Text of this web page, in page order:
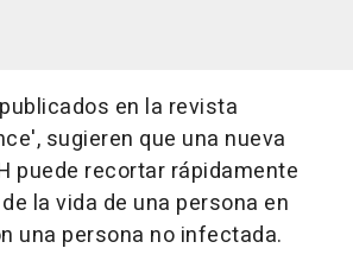
en la revista
sugieren que una nueva
puede recortar rápidamente
la vida de una persona en
una persona no infectada.